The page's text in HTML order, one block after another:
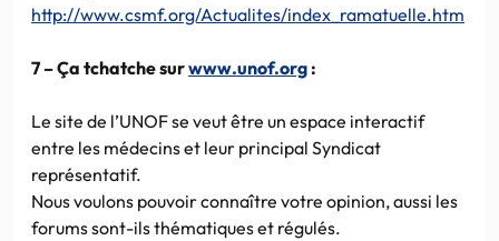
http://www.csmf.org/Actualites/index_ramatuelle.htm
7 – Ça tchatche surwww.unof.org :
Le site de l’UNOF se veut être un espace interactif
entre les médecins et leur principal Syndicat
représentatif.
Nous voulons pouvoir connaître votre opinion, aussi les
forums sont-ils thématiques et régulés.